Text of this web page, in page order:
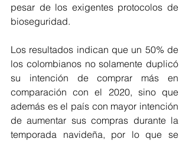
pesar de los exigentes protocolos de
bioseguridad.
Los resultados indican que un 50% de
los colombianos no solamente duplicó
su intención de comprar más en
comparación con el 2020, sino que
además es el país con mayor intención
de aumentar sus compras durante la
temporada navideña, por lo que se